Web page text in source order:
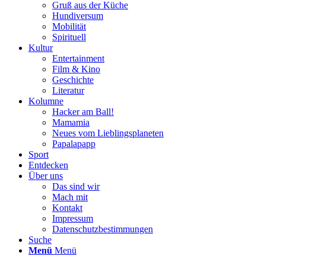
Gruß aus der Küche
Hundiversum
Mobilität
Spirituell
Kultur
Entertainment
Film & Kino
Geschichte
Literatur
Kolumne
Hacker am Ball!
Mamamia
Neues vom Lieblingsplaneten
Papalapapp
Sport
Entdecken
Über uns
Das sind wir
Mach mit
Kontakt
Impressum
Datenschutzbestimmungen
Suche
Menü Menü